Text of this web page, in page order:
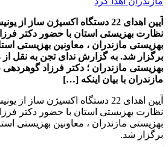
آیین اهدای 22 دستگاه اکسیژن ساز
نظارت بهزیستی استان با حضور دکتر
بهزیستی مازندران ، معاونین بهزیستی
برگزار شد. به گزارش ندای تجن به نقل
بهزیستی مازندران ؛ دکتر فرزاد
مازندران با بیان اینکه […]
آیین اهدای 22 دستگاه اکسیژن ساز
نظارت بهزیستی استان با حضور دکتر
بهزیستی مازندران ، معاونین بهزیستی
برگزار شد.